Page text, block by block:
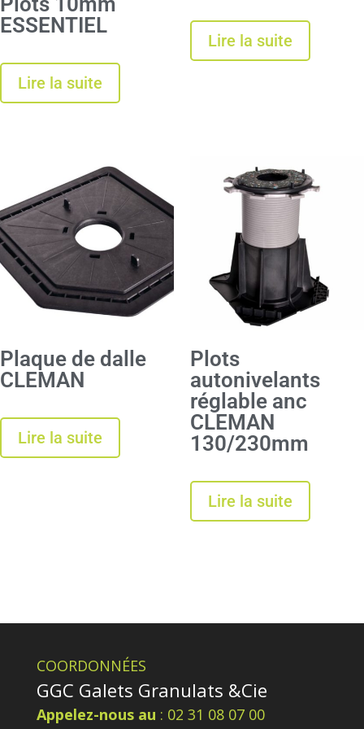
ESSENTIEL
Lire la suite
Lire la suite
Plaque de dalle
CLEMAN
Lire la suite
Plots
autonivelants
réglable anc
CLEMAN
130/230mm
Lire la suite
COORDONNÉES
GGC Galets Granulats &Cie
Appelez-nous au : 02 31 08 07 00